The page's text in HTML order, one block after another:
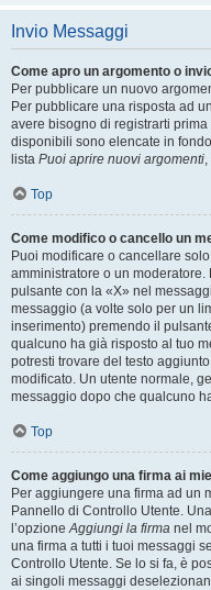
Invio Messaggi
Come apro un argomento o
Per pubblicare un nuovo
Per pubblicare una risposta ad
avere bisogno di registrarti
disponibili sono elencate in
lista Puoi aprire nuovi argomenti,
Top
Come modifico o cancello un
Puoi modificare o cancellare
amministratore o un
pulsante con la «X» nel
messaggio (a volte solo per un
inserimento) premendo il
qualcuno ha già risposto al tuo
potresti trovare del testo
modificato. Un utente normale,
messaggio dopo che qualcuno
Top
Come aggiungo una firma ai
Per aggiungere una firma ad un
Pannello di Controllo Utente.
l’opzioneAggiungi la firma nel
una firma a tutti i tuoi messaggi
Controllo Utente. Se lo si fa, è
ai singoli messaggi